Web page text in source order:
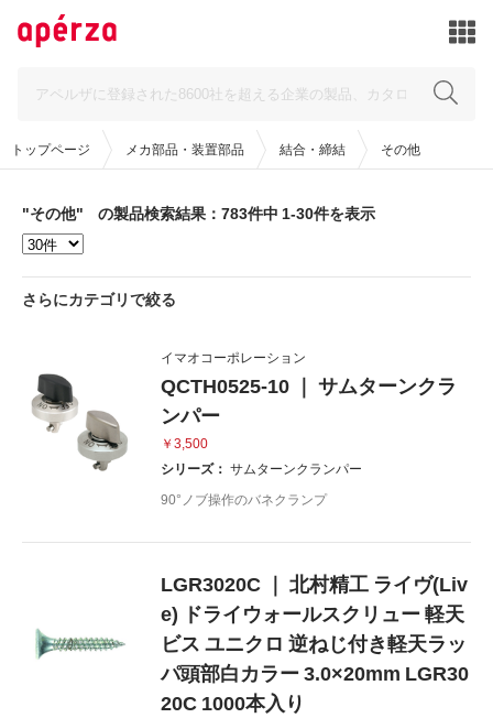
トップページ メカ部品・装置部品 結合・締結 その他
"その他" の製品検索結果：783件中 1-30件を表示
さらにカテゴリで絞る
イマオコーポレーション
QCTH0525-10 ｜ サムターンクラ
ンパー
￥3,500
シリーズ： サムターンクランパー
90°ノブ操作のバネクランプ
LGR3020C ｜ 北村精工 ライヴ(Liv
e) ドライウォールスクリュー 軽天
ビス ユニクロ 逆ねじ付き軽天ラッ
パ頭部白カラー 3.0×20mm LGR30
20C 1000本入り